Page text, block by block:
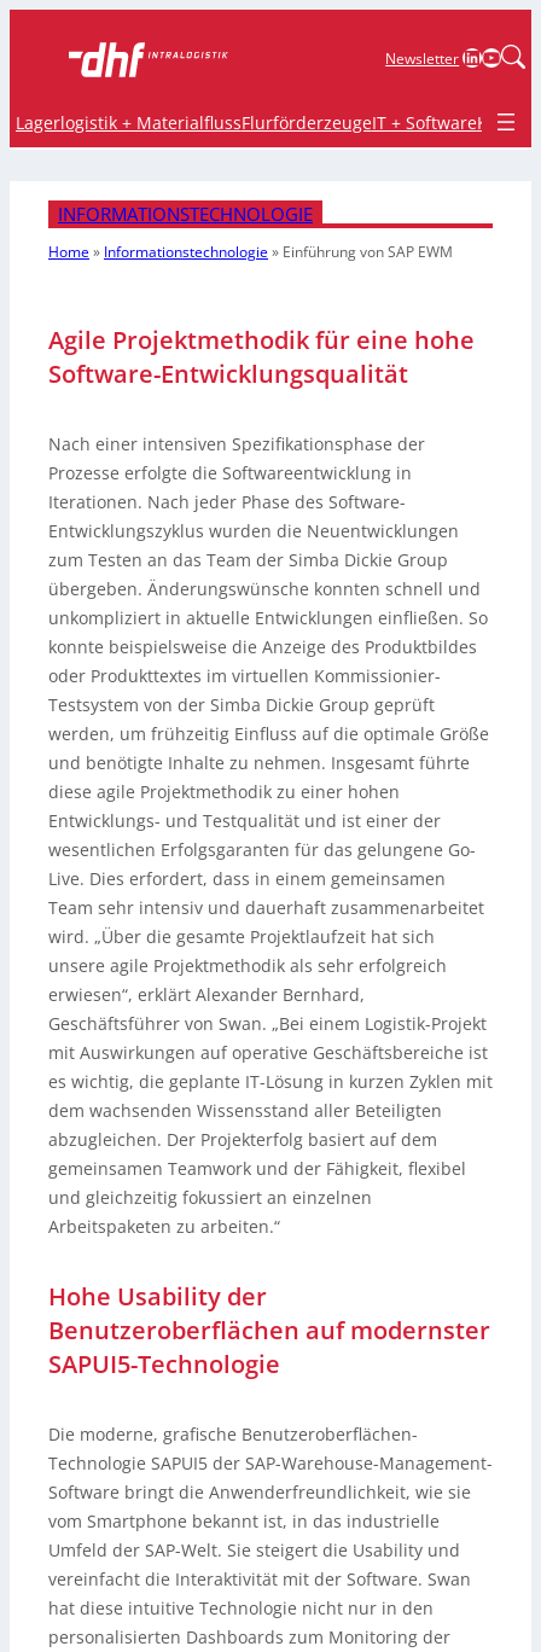
NewsletterLinkedIn
Lagerlogistik + MaterialflussFlurförderzeugeIT + SoftwareKrane
INFORMATIONSTECHNOLOGIE
Home» Informationstechnologie» Einführung von SAP EWM
Agile Projektmethodik für eine hohe
Software-Entwicklungsqualität
Nach einer intensiven Spezifikationsphase der
Prozesse erfolgte die Softwareentwicklung in
Iterationen. Nach jeder Phase des Software-
Entwicklungszyklus wurden die Neuentwicklungen
zum Testen an das Team der Simba Dickie Group
übergeben. Änderungswünsche konnten schnell und
unkompliziert in aktuelle Entwicklungen einfließen. So
konnte beispielsweise die Anzeige des Produktbildes
oder Produkttextes im virtuellen Kommissionier-
Testsystem von der Simba Dickie Group geprüft
werden, um frühzeitig Einfluss auf die optimale Größe
und benötigte Inhalte zu nehmen. Insgesamt führte
diese agile Projektmethodik zu einer hohen
Entwicklungs- und Testqualität und ist einer der
wesentlichen Erfolgsgaranten für das gelungene Go-
Live. Dies erfordert, dass in einem gemeinsamen
Team sehr intensiv und dauerhaft zusammenarbeitet
wird. „Über die gesamte Projektlaufzeit hat sich
unsere agile Projektmethodik als sehr erfolgreich
erwiesen“, erklärt Alexander Bernhard,
Geschäftsführer von Swan. „Bei einem Logistik-Projekt
mit Auswirkungen auf operative Geschäftsbereiche ist
es wichtig, die geplante IT-Lösung in kurzen Zyklen mit
dem wachsenden Wissensstand aller Beteiligten
abzugleichen. Der Projekterfolg basiert auf dem
gemeinsamen Teamwork und der Fähigkeit, flexibel
und gleichzeitig fokussiert an einzelnen
Arbeitspaketen zu arbeiten.“
Hohe Usability der
Benutzeroberflächen auf modernster
SAPUI5-Technologie
Die moderne, grafische Benutzeroberflächen-
Technologie SAPUI5 der SAP-Warehouse-Management-
Software bringt die Anwenderfreundlichkeit, wie sie
vom Smartphone bekannt ist, in das industrielle
Umfeld der SAP-Welt. Sie steigert die Usability und
vereinfacht die Interaktivität mit der Software. Swan
hat diese intuitive Technologie nicht nur in den
personalisierten Dashboards zum Monitoring der